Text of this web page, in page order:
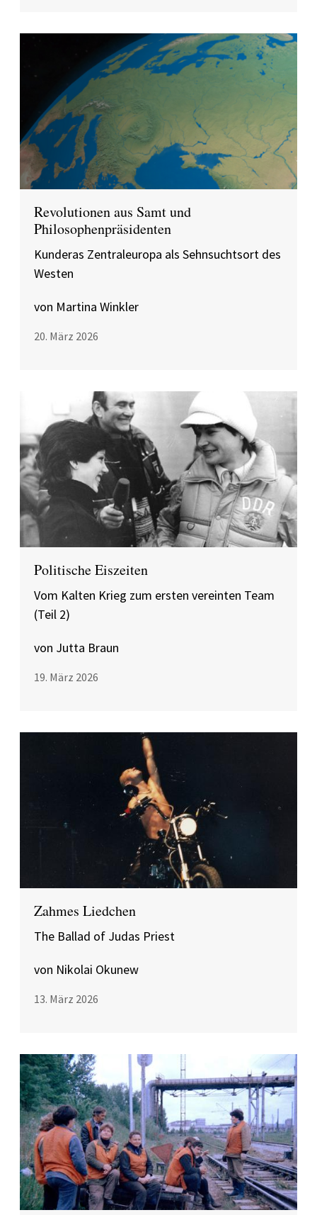
Revolutionen aus Samt und
Philosophenpräsidenten
Kunderas Zentraleuropa als Sehnsuchtsort des
Westen
von Martina Winkler
20. März 2026
Politische Eiszeiten
Vom Kalten Krieg zum ersten vereinten Team
(Teil 2)
von Jutta Braun
19. März 2026
Zahmes Liedchen
The Ballad of Judas Priest
von Nikolai Okunew
13. März 2026